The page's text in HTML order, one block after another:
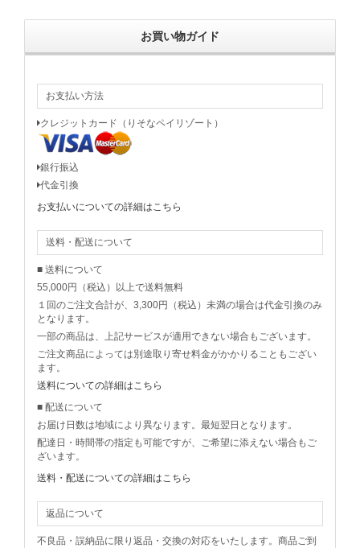
お買い物ガイド
お支払い方法
クレジットカード（りそなペイリゾート）
銀行振込
代金引換
お支払いについての詳細はこちら
送料・配送について
■ 送料について
55,000円（税込）以上で送料無料
１回のご注文合計が、3,300円（税込）未満の場合は代金引換のみ
となります。
一部の商品は、上記サービスが適用できない場合もございます。
ご注文商品によっては別途取り寄せ料金がかかりることもござい
ます。
送料についての詳細はこちら
■ 配送について
お届け日数は地域により異なります。最短翌日となります。
配達日・時間帯の指定も可能ですが、ご希望に添えない場合もご
ざいます。
送料・配送についての詳細はこちら
返品について
不良品・誤納品に限り返品・交換の対応をいたします。商品ご到